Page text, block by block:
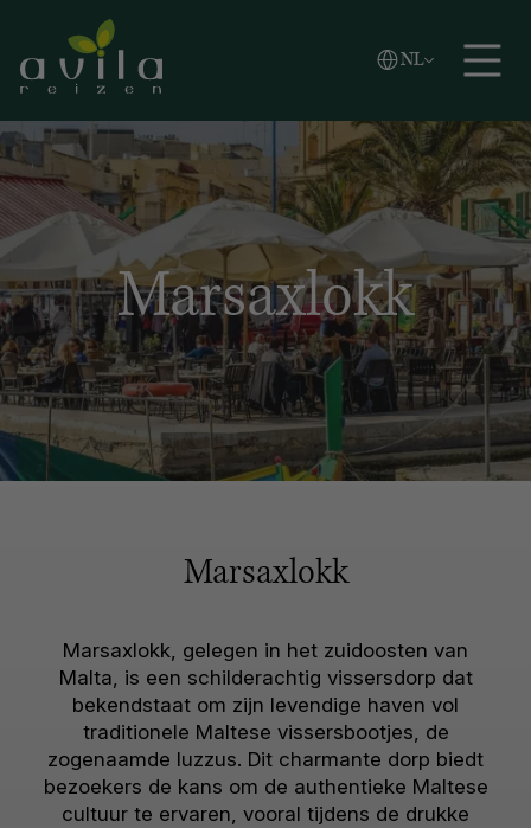
Zoeken
NL
Vlaams
English
Marsaxlokk
Marsaxlokk
Marsaxlokk, gelegen in het zuidoosten van
Malta, is een schilderachtig vissersdorp dat
bekendstaat om zijn levendige haven vol
traditionele Maltese vissersbootjes, de
zogenaamde luzzus. Dit charmante dorp biedt
bezoekers de kans om de authentieke Maltese
cultuur te ervaren, vooral tijdens de drukke